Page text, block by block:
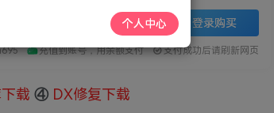
登录购买
充值到账号，用余额支付 支付成功后请刷新网页
载 ④ DX修复下载
个人中心